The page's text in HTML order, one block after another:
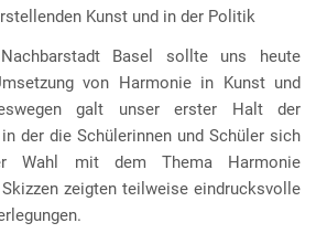
Kunst und in der Politik
Basel sollte uns heute
von Harmonie in Kunst und
galt unser erster Halt der
der die Schülerinnen und Schüler sich
Wahl mit dem Thema Harmonie
zeigten teilweise eindrucksvolle